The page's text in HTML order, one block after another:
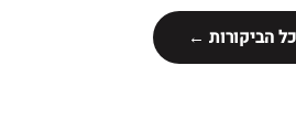
הביקורות ←